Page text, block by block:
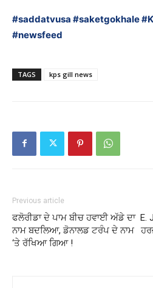
#saddatvusa #saketgokhale
#newsfeed
TAGS kps gill news
Previous article
ਫਲੋਰੀਡਾ ਦੇ ਪਾਮ ਬੀਚ ਹਵਾਈ ਅੱਡੇ ਦਾ
ਨਾਮ ਬਦਲਿਆ, ਡੋਨਾਲਡ ਟਰੰਪ ਦੇ ਨਾਮ
‘ਤੇ ਰੱਖਿਆ ਗਿਆ !
E.